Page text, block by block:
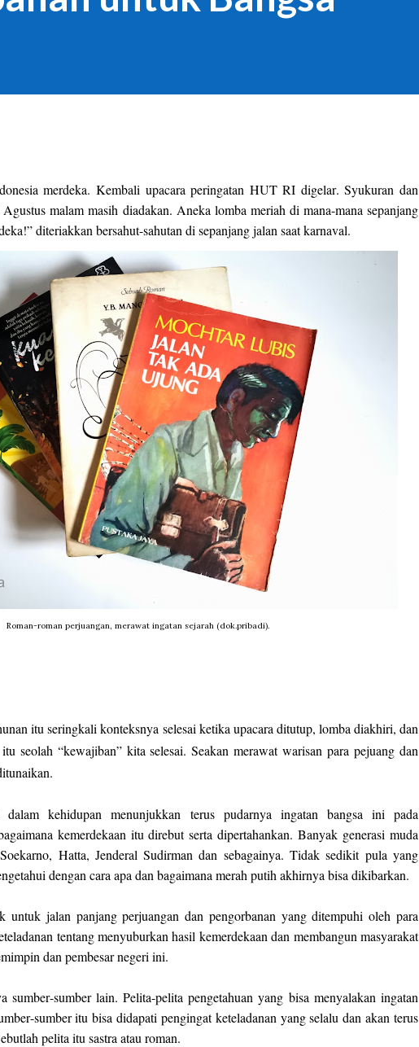
merdeka. Kembali upacara peringatan HUT RI digelar. Syukuran dan
malam masih diadakan. Aneka lomba meriah di mana-mana sepanjang
diteriakkan bersahut-sahutan di sepanjang jalan saat karnaval.
Roman-roman perjuangan, merawat ingatan sejarah (dok.pribadi).
itu seringkali konteksnya selesai ketika upacara ditutup, lomba diakhiri, dan
seolah “kewajiban” kita selesai. Seakan merawat warisan para pejuang dan
dalam kehidupan menunjukkan terus pudarnya ingatan bangsa ini pada
kemerdekaan itu direbut serta dipertahankan. Banyak generasi muda
Hatta, Jenderal Sudirman dan sebagainya. Tidak sedikit pula yang
dengan cara apa dan bagaimana merah putih akhirnya bisa dikibarkan.
jalan panjang perjuangan dan pengorbanan yang ditempuhi oleh para
tentang menyuburkan hasil kemerdekaan dan membangun masyarakat
dan pembesar negeri ini.
sumber-sumber lain. Pelita-pelita pengetahuan yang bisa menyalakan ingatan
sumber itu bisa didapati pengingat keteladanan yang selalu dan akan terus
pelita itu sastra atau roman.